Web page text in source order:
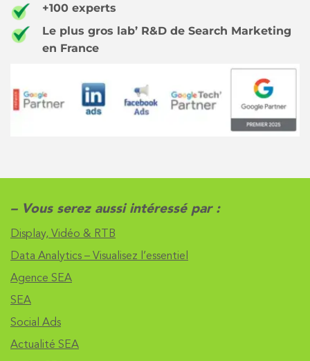
+100 experts
Le plus gros lab’ R&D de Search Marketing
en France
– Vous serez aussi intéressé par :
Display, Vidéo & RTB
Data Analytics – Visualisez l’essentiel
Agence SEA
SEA
Social Ads
Actualité SEA